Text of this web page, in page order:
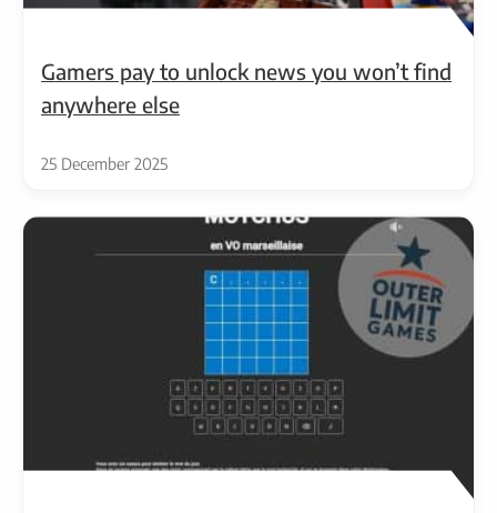
Gamers pay to unlock news you won’t find
anywhere else
25 December 2025